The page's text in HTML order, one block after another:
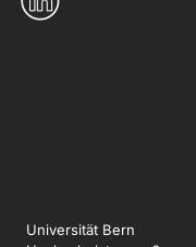
Universität Bern